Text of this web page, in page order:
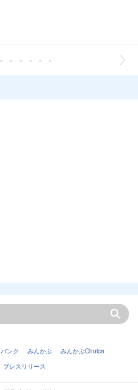
バンク みんかぶ
みんかぶChoice
プレスリリース